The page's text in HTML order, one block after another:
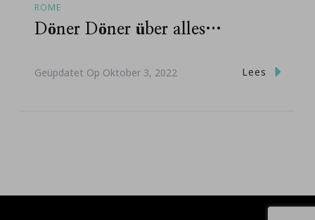
ROME
Döner Döner über alles…
Geüpdatet Op Oktober 3, 2022 Lees